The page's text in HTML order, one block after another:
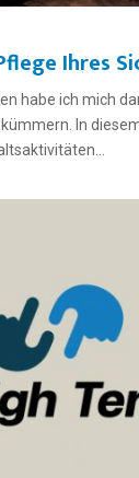
Ihres
habe ich mich
In